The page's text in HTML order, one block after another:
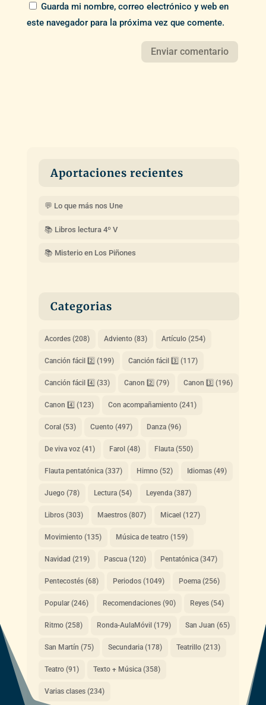
Guarda mi nombre, correo electrónico y web en
este navegador para la próxima vez que comente.
Aportaciones recientes
💬 Lo que más nos Une
📚 Libros lectura 4º V
📚 Misterio en Los Piñones
Categorias
Acordes(208) Adviento(83) Artículo(254)
Canción fácil 2️⃣ (199) Canción fácil 3️⃣ (117)
Canción fácil 4️⃣ (33) Canon 2️⃣ (79) Canon 3️⃣ (196)
Canon 4️⃣ (123) Con acompañamiento(241)
Coral (53) Cuento(497) Danza(96)
De viva voz(41) Farol (48) Flauta(550)
Flauta pentatónica(337) Himno(52) Idiomas(49)
Juego(78) Lectura(54) Leyenda(387)
Libros(303) Maestros(807) Micael (127)
Movimiento(135) Música de teatro(159)
Navidad (219) Pascua(120) Pentatónica(347)
Pentecostés(68) Periodos(1049) Poema(256)
Popular(246) Recomendaciones(90) Reyes(54)
Ritmo(258) Ronda-AulaMóvil (179) San Juan (65)
San Martín (75) Secundaria(178) Teatrillo(213)
Teatro(91) Texto + Música(358)
Varias clases(234)